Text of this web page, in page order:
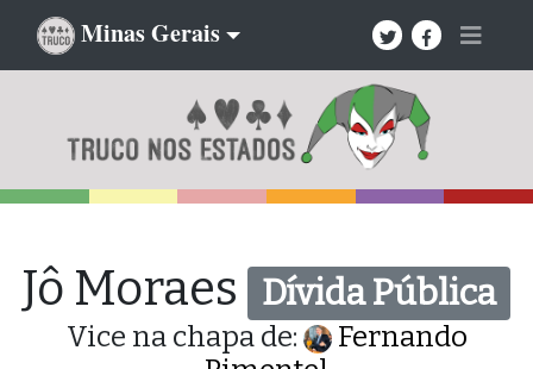
Minas Gerais
Jô Moraes Dívida Pública
Vice na chapa de:
Fernando